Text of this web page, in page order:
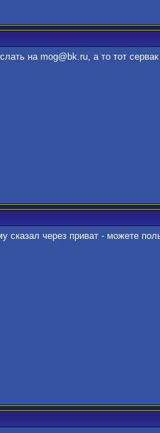
на mog@bk.ru, а то тот
через приват - можете